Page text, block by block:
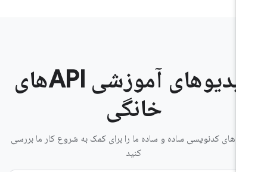
ویدیوهای آموزشی APIهای
خانگی
کدنویسی ساده و ساده ما را برای کمک به شروع کار ما بررسی